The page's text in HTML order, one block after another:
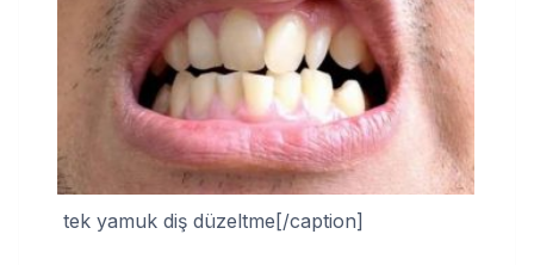
tek yamuk diş düzeltme[/caption]